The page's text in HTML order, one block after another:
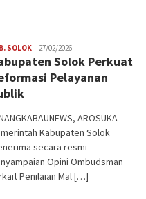
SOLOKRedaksi
27/02/2026
Solok Perkuat
Pelayanan
AROSUKA —
Kabupaten Solok
secara resmi
Opini Ombudsman
Penilaian Mal […]